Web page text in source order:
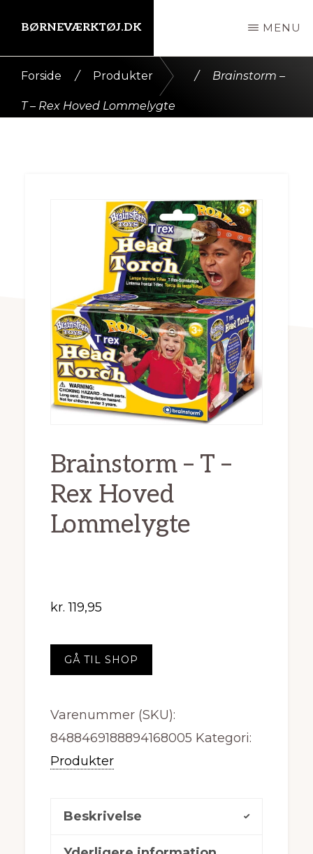
indhold
BØRNEVÆRKTØJ.DK MENU
Forside / Produkter / Brainstorm –
T – Rex Hoved Lommelygte
Brainstorm – T –
Rex Hoved
Lommelygte
kr. 119,95
GÅ TIL SHOP
Varenummer (SKU):
8488469188894168005 Kategori:
Produkter
Beskrivelse